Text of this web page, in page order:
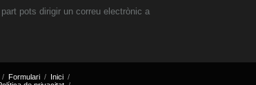
pots dirigir un correu electrònic a
Formulari
Inici